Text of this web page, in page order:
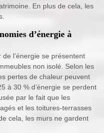
En plus de cela, les
d’énergie à
l’énergie se présentent
non isolé. Selon les
pertes de chaleur peuvent
à 30 % d’énergie se perdent
par le fait que les
et les toitures-terrasses
cela, les murs ne gardent